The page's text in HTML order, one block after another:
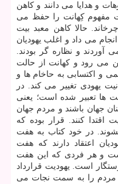
و هدایا می دانند و كاهن
مفهوم كِهانت را حفظ می
حالا كاهن معبد بیت
می داد و اغلب یهودیان
آوردند و نظاره گر بودند.
معبد از بین می رود و كهانت از حالت
و اكتسابی به حاخام ها و
یهودی تغییر می كند. در
ها تعبیر شده است؛ یعنی
جهان باشند و مردم جهان
اقتدا كنند. قرار بوده كه
در خود كتاب به هفت
اعتقاد دارند كه هفت
و هر فردی كه این هفت
است. یهودیت قرارداد
مردم را به سمت نجات می